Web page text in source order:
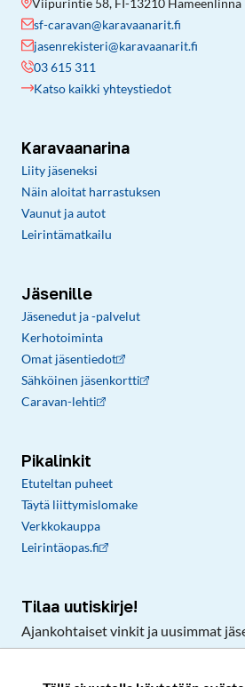
Viipurintie 58, FI-13210 Hämeenlinna
sf-caravan@karavaanarit.fi
jasenrekisteri@karavaanarit.fi
03 615 311
Katso kaikki yhteystiedot
Karavaanarina
Liity jäseneksi
Näin aloitat harrastuksen
Vaunut ja autot
Leirintämatkailu
Jäsenille
Jäsenedut ja -palvelut
Kerhotoiminta
Omat jäsentiedot
Sähköinen jäsenkortti
Caravan-lehti
Pikalinkit
Etuteltan puheet
Täytä liittymislomake
Verkkokauppa
Leirintäopas.fi
Tilaa uutiskirje!
Ajankohtaiset vinkit ja uusimmat